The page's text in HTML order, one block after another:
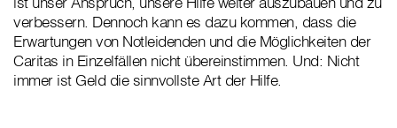
verbessern. Dennoch kann es dazu kommen, dass die
Erwartungen von Notleidenden und die Möglichkeiten der
Caritas in Einzelfällen nicht übereinstimmen. Und: Nicht
immer ist Geld die sinnvollste Art der Hilfe.